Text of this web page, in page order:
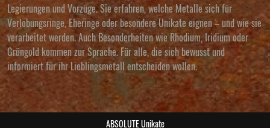
Legierungen und Vorzüge. Sie erfahren, welche Metalle sich für
Verlobungsringe, Eheringe oder besondere Unikate eignen – und wie sie
verarbeitet werden. Auch Besonderheiten wie Rhodium, Iridium oder
Grüngold kommen zur Sprache. Für alle, die sich bewusst und
informiert für ihr Lieblingsmetall entscheiden wollen.